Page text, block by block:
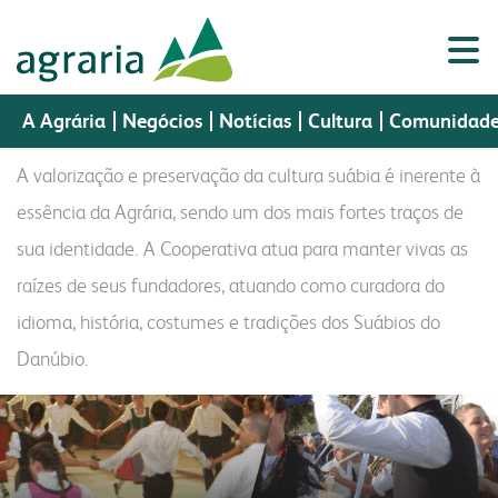
A Agrária Negócios Notícias Cultura
perfil
missão, visão e valores
política da gestão integrada
malte
óleo e farelo
colégio imperatriz
sementes
a agrária
indústria
a fapa
laboratório
fapa radar
nutrição animal
produtos
biblioteca digital
a fábrica
assistência técnica
Webmail
Cooperado
Técnica
Colaborador
cultura
A valorização e preservação da cultura suábia é inerente à
essência da Agrária, sendo um dos mais fortes traços de
sua identidade. A Cooperativa atua para manter vivas as
raízes de seus fundadores, atuando como curadora do
idioma, história, costumes e tradições dos Suábios do
Danúbio.